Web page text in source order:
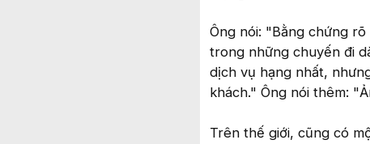
Ông nói: "Bằng chứng
trong những chuyến đi
dịch vụ hạng nhất,
khách." Ông nói thêm:
Trên thế giới, cũng có